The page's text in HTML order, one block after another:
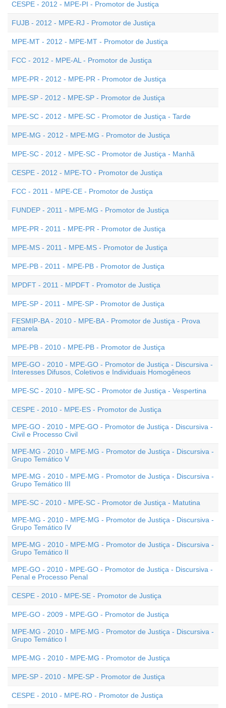
CESPE - 2012 - MPE-PI - Promotor de Justiça
FUJB - 2012 - MPE-RJ - Promotor de Justiça
MPE-MT - 2012 - MPE-MT - Promotor de Justiça
FCC - 2012 - MPE-AL - Promotor de Justiça
MPE-PR - 2012 - MPE-PR - Promotor de Justiça
MPE-SP - 2012 - MPE-SP - Promotor de Justiça
MPE-SC - 2012 - MPE-SC - Promotor de Justiça - Tarde
MPE-MG - 2012 - MPE-MG - Promotor de Justiça
MPE-SC - 2012 - MPE-SC - Promotor de Justiça - Manhã
CESPE - 2012 - MPE-TO - Promotor de Justiça
FCC - 2011 - MPE-CE - Promotor de Justiça
FUNDEP - 2011 - MPE-MG - Promotor de Justiça
MPE-PR - 2011 - MPE-PR - Promotor de Justiça
MPE-MS - 2011 - MPE-MS - Promotor de Justiça
MPE-PB - 2011 - MPE-PB - Promotor de Justiça
MPDFT - 2011 - MPDFT - Promotor de Justiça
MPE-SP - 2011 - MPE-SP - Promotor de Justiça
FESMIP-BA - 2010 - MPE-BA - Promotor de Justiça - Prova
amarela
MPE-PB - 2010 - MPE-PB - Promotor de Justiça
MPE-GO - 2010 - MPE-GO - Promotor de Justiça - Discursiva -
Interesses Difusos, Coletivos e Individuais Homogêneos
MPE-SC - 2010 - MPE-SC - Promotor de Justiça - Vespertina
CESPE - 2010 - MPE-ES - Promotor de Justiça
MPE-GO - 2010 - MPE-GO - Promotor de Justiça - Discursiva -
Civil e Processo Civil
MPE-MG - 2010 - MPE-MG - Promotor de Justiça - Discursiva -
Grupo Temático V
MPE-MG - 2010 - MPE-MG - Promotor de Justiça - Discursiva -
Grupo Temático III
MPE-SC - 2010 - MPE-SC - Promotor de Justiça - Matutina
MPE-MG - 2010 - MPE-MG - Promotor de Justiça - Discursiva -
Grupo Temático IV
MPE-MG - 2010 - MPE-MG - Promotor de Justiça - Discursiva -
Grupo Temático II
MPE-GO - 2010 - MPE-GO - Promotor de Justiça - Discursiva -
Penal e Processo Penal
CESPE - 2010 - MPE-SE - Promotor de Justiça
MPE-GO - 2009 - MPE-GO - Promotor de Justiça
MPE-MG - 2010 - MPE-MG - Promotor de Justiça - Discursiva -
Grupo Temático I
MPE-MG - 2010 - MPE-MG - Promotor de Justiça
MPE-SP - 2010 - MPE-SP - Promotor de Justiça
CESPE - 2010 - MPE-RO - Promotor de Justiça